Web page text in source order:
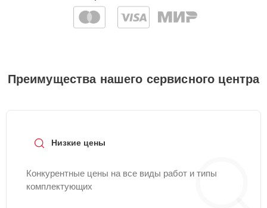
Преимущества нашего сервисного центра
Низкие цены
Конкурентные цены на все виды работ и типы
комплектующих